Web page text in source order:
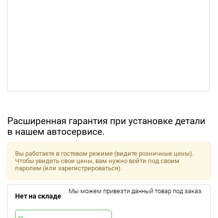
Расширенная гарантия при установке детали
в нашем автосервисе.
Вы работаете в гостевом режиме (видите розничные цены).
Чтобы увидеть свои цены, вам нужно войти под своим
паролем (или зарегистрироваться).
Нет на складе
Мы можем привезти данный товар под заказ.